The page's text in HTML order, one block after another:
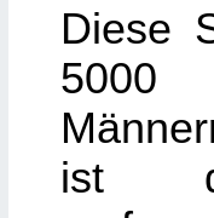
Diese
5000
ist